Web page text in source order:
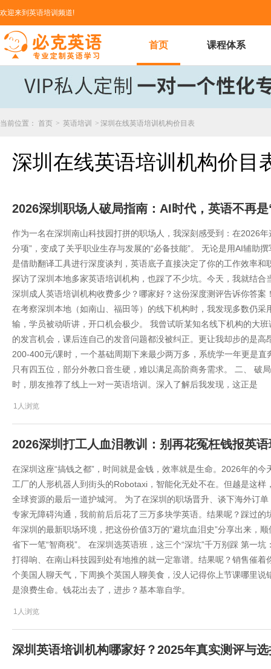
欢迎来到英语培训频道!
首页 课程体系
当前位置： 首页 > 英语培训 > 深圳在线英语培训机构价目表
深圳在线英语培训机构价目
2026深圳职场人破局指南：AI时代，英语不再
作为一名在深圳南山科技园打拼的职场人，我深刻感受到：在2026
分项”，变成了关乎职业生存与发展的“必备技能”。 无论是用AI辅助
是借助翻译工具进行深度谈判，英语底子直接决定了你的工作效率和
探访了深圳本地多家英语培训机构，也踩了不少坑。今天，我就结
深圳成人英语培训机构收费多少？哪家好？这份深度测评告诉你答案
在考察深圳本地（如南山、福田等）的线下机构时，我发现多数仍采
输，学员被动听讲，开口机会极少。 我曾试听某知名线下机构的大
的发言机会，课后连自己的发音问题都没被纠正。更让我却步的是
200-400元/课时，一个基础周期下来最少两万多，系统学一年更是
只有四五位，部分外教口音生硬，难以满足高阶商务需求。 二、 破
时，朋友推荐了线上一对一英语培训。深入了解后我发现，这正是
1人浏览
2026深圳打工人血泪教训：别再花冤枉钱报英
在深圳这座“搞钱之都”，时间就是金钱，效率就是生命。2026年的
工厂的人形机器人到街头的Robotaxi，智能化无处不在。但越是这样
全球资源的最后一道护城河。 为了在深圳的职场晋升、谈下海外订
专家无障碍沟通，我前前后后花了三万多块学英语。结果呢？踩过
年深圳的最新职场环境，把这份价值3万的“避坑血泪史”分享出来，
省下一笔“智商税”。 在深圳选英语班，这三个“深坑”千万别踩 第一
打得响、在南山科技园到处有地推的就一定靠谱。结果呢？销售催
个美国人聊天气，下周换个英国人聊美食，没人记得你上节课哪里说
是浪费生命。钱花出去了，进步？基本靠自学。
1人浏览
深圳英语培训机构哪家好？2025年真实测评与